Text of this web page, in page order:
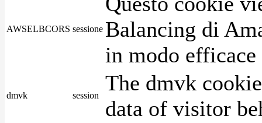
AWSELBCORS sessione Balancing di
in modo
dmvk session
The dmvk
data of visitor